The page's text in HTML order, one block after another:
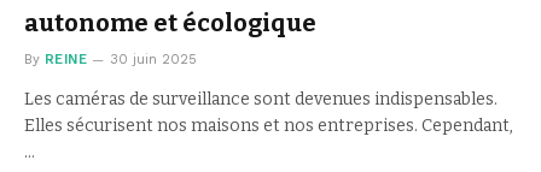
autonome et écologique
By REINE 30 juin 2025
Les caméras de surveillance sont devenues indispensables.
Elles sécurisent nos maisons et nos entreprises. Cependant,
…